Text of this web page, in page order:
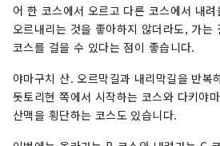
어 한 코스에서 오르고 다른 코스에서 내
오르내리는 것을 좋아하지 않더라도, 가는
코스를 걸을 수 있다는 점이 좋습니다.
야마구치 산. 오르막길과 내리막길을 반복
돗토리현 쪽에서 시작하는 코스와 다키야
산맥을 횡단하는 코스도 있습니다.